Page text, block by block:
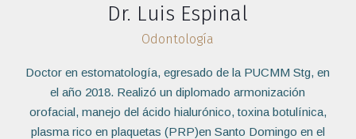
Dr. Luis Espinal
Odontología
Doctor en estomatología, egresado de la PUCMM Stg, en
el año 2018. Realizó un diplomado armonización
orofacial, manejo del ácido hialurónico, toxina botulínica,
plasma rico en plaquetas (PRP)en Santo Domingo en el